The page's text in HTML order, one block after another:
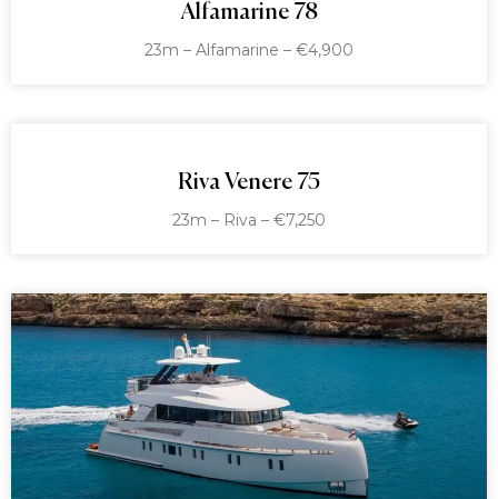
Alfamarine 78
23m – Alfamarine – €4,900
Riva Venere 75
23m – Riva – €7,250